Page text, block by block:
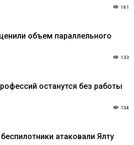
141
объем параллельного
133
останутся без работы
134
атаковали Ялту